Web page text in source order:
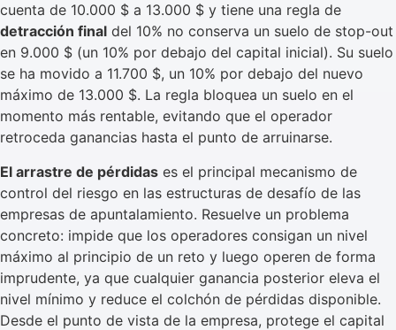
cuenta de 10.000 $ a 13.000 $ y tiene una regla de
detracción final del 10% no conserva un suelo de stop-out
en 9.000 $ (un 10% por debajo del capital inicial). Su suelo
se ha movido a 11.700 $, un 10% por debajo del nuevo
máximo de 13.000 $. La regla bloquea un suelo en el
momento más rentable, evitando que el operador
retroceda ganancias hasta el punto de arruinarse.
El arrastre de pérdidas es el principal mecanismo de
control del riesgo en las estructuras de desafío de las
empresas de apuntalamiento. Resuelve un problema
concreto: impide que los operadores consigan un nivel
máximo al principio de un reto y luego operen de forma
imprudente, ya que cualquier ganancia posterior eleva el
nivel mínimo y reduce el colchón de pérdidas disponible.
Desde el punto de vista de la empresa, protege el capital